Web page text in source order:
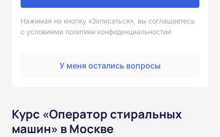
Нажимая на кнопку «Записаться», вы соглашаетесь
с условиями политики конфиденциальностии
У меня остались вопросы
Курс «Оператор стиральных
машин» в Москве